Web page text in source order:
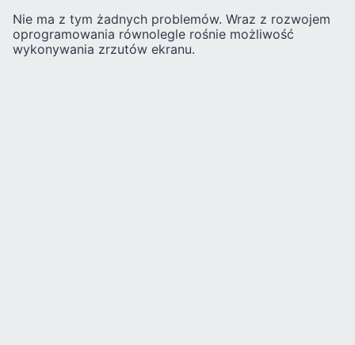
Nie ma z tym żadnych problemów. Wraz z rozwojem
oprogramowania równolegle rośnie możliwość
wykonywania zrzutów ekranu.